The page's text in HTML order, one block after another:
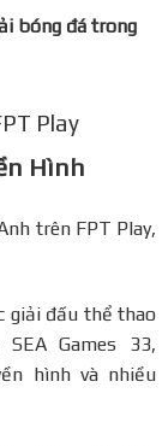
bóng đá trong
Play
Hình
trên FPT Play,
giải đấu thể thao
Games 33,
hình và nhiều